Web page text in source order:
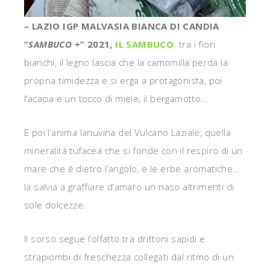
– LAZIO IGP MALVASIA BIANCA DI CANDIA
“SAMBUCO +” 2021, IL SAMBUCO: tra i fiori
bianchi, il legno lascia che la camomilla perda la
propria timidezza e si erga a protagonista, poi
l’acacia e un tocco di miele, il bergamotto…
E poi l’anima lanuvina del Vulcano Laziale, quella
mineralità tufacea che si fonde con il respiro di un
mare che è dietro l’angolo, e le erbe aromatiche…
la salvia a graffiare d’amaro un naso altrimenti di
sole dolcezze.
Il sorso segue l’olfatto tra drittoni sapidi e
strapiombi di freschezza collegati dal ritmo di un